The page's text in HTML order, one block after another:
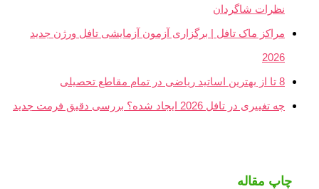
نظرات شاگردان
مراکز ماک تافل | برگزاری آزمون آزمایشی تافل ورژن جدید
2026
8 تا از بهترین اساتید ریاضی در تمام مقاطع تحصیلی
چه تغییری در تافل 2026 ایجاد شده؟ بررسی دقیق فرمت جدید
چاپ مقاله